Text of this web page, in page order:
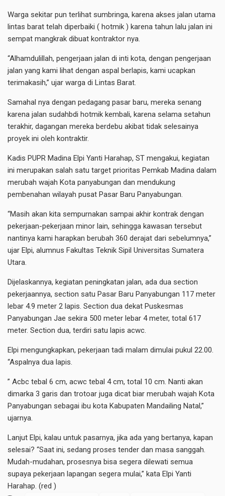
Warga sekitar pun terlihat sumbringa, karena akses jalan utama
lintas barat telah diperbaiki ( hotmik ) karena tahun lalu jalan ini
sempat mangkrak dibuat kontraktor nya.
“Alhamdulillah, pengerjaan jalan di inti kota, dengan pengerjaan
jalan yang kami lihat dengan aspal berlapis, kami ucapkan
terimakasih,” ujar warga di Lintas Barat.
Samahal nya dengan pedagang pasar baru, mereka senang
karena jalan sudahbdi hotmik kembali, karena selama setahun
terakhir, dagangan mereka berdebu akibat tidak selesainya
proyek ini oleh kontraktir.
Kadis PUPR Madina Elpi Yanti Harahap, ST mengakui, kegiatan
ini merupakan salah satu target prioritas Pemkab Madina dalam
merubah wajah Kota panyabungan dan mendukung
pembenahan wilayah pusat Pasar Baru Panyabungan.
“Masih akan kita sempurnakan sampai akhir kontrak dengan
pekerjaan-pekerjaan minor lain, sehingga kawasan tersebut
nantinya kami harapkan berubah 360 derajat dari sebelumnya,”
ujar Elpi, alumnus Fakultas Teknik Sipil Universitas Sumatera
Utara.
Dijelaskannya, kegiatan peningkatan jalan, ada dua section
pekerjaannya, section satu Pasar Baru Panyabungan 117 meter
lebar 4.9 meter 2 lapis. Section dua dekat Puskesmas
Panyabungan Jae sekira 500 meter lebar 4 meter, total 617
meter. Section dua, terdiri satu lapis acwc.
Elpi mengungkapkan, pekerjaan tadi malam dimulai pukul 22.00.
“Aspalnya dua lapis.
” Acbc tebal 6 cm, acwc tebal 4 cm, total 10 cm. Nanti akan
dimarka 3 garis dan trotoar juga dicat biar merubah wajah Kota
Panyabungan sebagai ibu kota Kabupaten Mandailing Natal,”
ujarnya.
Lanjut Elpi, kalau untuk pasarnya, jika ada yang bertanya, kapan
selesai? “Saat ini, sedang proses tender dan masa sanggah.
Mudah-mudahan, prosesnya bisa segera dilewati semua
supaya pekerjaan lapangan segera mulai,” kata Elpi Yanti
Harahap. (red )